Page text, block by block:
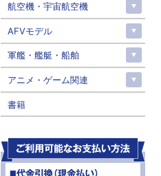
航空機・宇宙航空機
AFVモデル
軍艦・艦艇・船舶
アニメ・ゲーム関連
書籍